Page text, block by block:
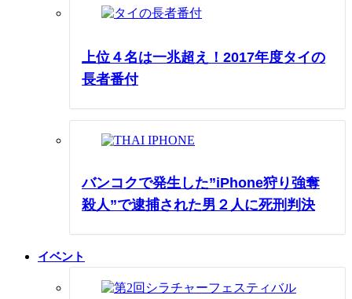
上位４名は一兆超え！2017年度タイの
長者番付
バンコクで発生した”iPhone狩り強奪
殺人”で逮捕された男２人に死刑判決
イベント